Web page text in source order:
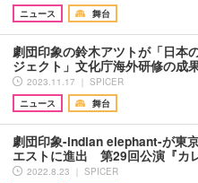
ニュース
舞台
劇団印象の鈴木アツトが「日本
ジェクト」文化庁海外研修の成
2023.11.17 ｜ SPICER
ニュース
舞台
劇団印象-indian elephant-が東
エストに進出 第29回公演『カ
2022.8.23 ｜ SPICER